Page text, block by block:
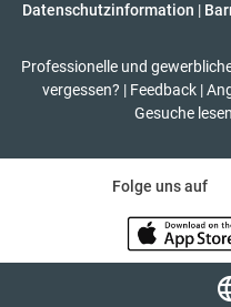
Datenschutzinformation |
Professionelle und
vergessen? | Feedback |
Gesuche lesen
Folge uns auf